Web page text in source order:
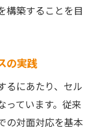
構築することを目
の実践
るにあたり、セル
っています。従来
の対面対応を基本